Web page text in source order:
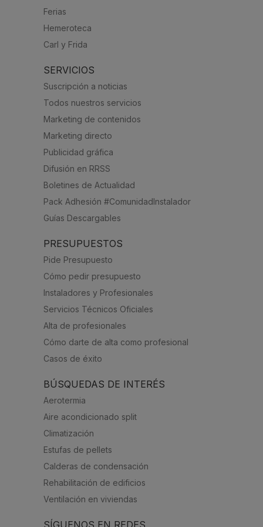
Ferias
Hemeroteca
Carl y Frida
SERVICIOS
Suscripción a noticias
Todos nuestros servicios
Marketing de contenidos
Marketing directo
Publicidad gráfica
Difusión en RRSS
Boletines de Actualidad
Pack Adhesión #ComunidadInstalador
Guías Descargables
PRESUPUESTOS
Pide Presupuesto
Cómo pedir presupuesto
Instaladores y Profesionales
Servicios Técnicos Oficiales
Alta de profesionales
Cómo darte de alta como profesional
Casos de éxito
BÚSQUEDAS DE INTERÉS
Aerotermia
Aire acondicionado split
Climatización
Estufas de pellets
Calderas de condensación
Rehabilitación de edificios
Ventilación en viviendas
SÍGUENOS EN REDES